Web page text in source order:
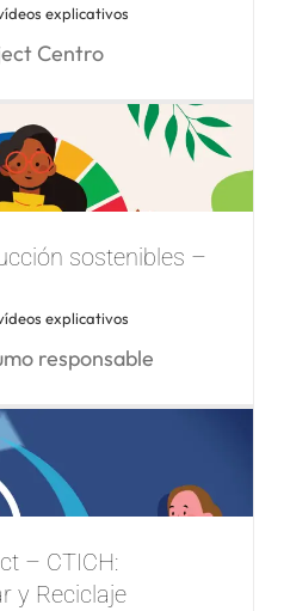
Economía
sostenible
explicativos
Centro
sostenibles – SED
sostenibles –
explicativos
responsable
– CTICH:
y Reciclaje